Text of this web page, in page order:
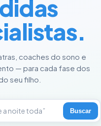
coaches do sono e
— para cada fase dos
seu filho.
Buscar